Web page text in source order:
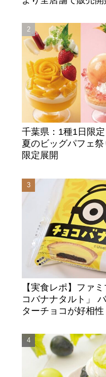
千葉県：1種1日限
夏のビッグパフェ
限定展開
【実食レポ】ファ
コバナナタルト」
ターチョコが好相性